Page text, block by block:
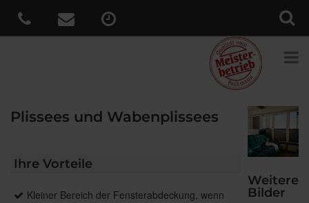
Plissees und Wabenplissees
Ihre Vorteile
Kleiner Bereich der Fensterabdeckung, wenn
Weitere
Bilder